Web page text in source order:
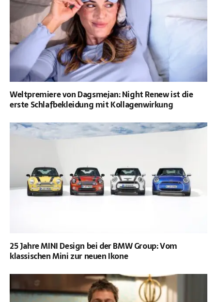
Weltpremiere von Dagsmejan: Night Renew ist die
erste Schlafbekleidung mit Kollagenwirkung
25 Jahre MINI Design bei der BMW Group: Vom
klassischen Mini zur neuen Ikone